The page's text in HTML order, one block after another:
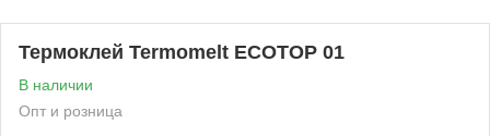
Термоклей Termomelt ECOTOP 01
В наличии
Опт и розница